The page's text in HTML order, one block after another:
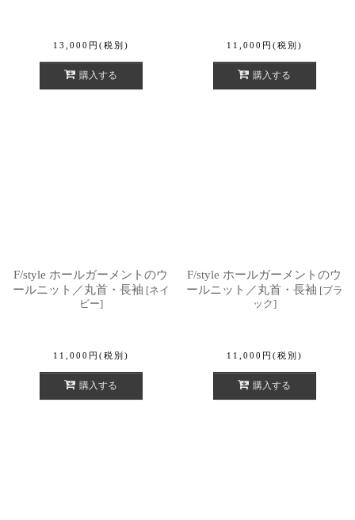
13,000 円 (税別)
購入する
11,000 円 (税別)
購入する
F/style ホールガーメントのウ
ールニット／丸首・長袖 [ネイ
ビー]
11,000 円 (税別)
購入する
F/style ホールガーメントのウ
ールニット／丸首・長袖 [ブラ
ック]
11,000 円 (税別)
購入する